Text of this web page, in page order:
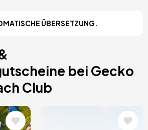
ÜBERSETZUNG.
bei Gecko
Club